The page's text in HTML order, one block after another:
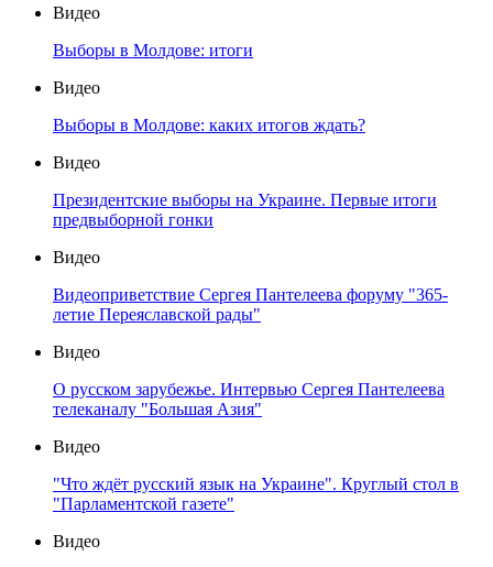
Видео
Выборы в Молдове: итоги
Видео
Выборы в Молдове: каких итогов ждать?
Видео
Президентские выборы на Украине. Первые итоги
предвыборной гонки
Видео
Видеоприветствие Сергея Пантелеева форуму "365-
летие Переяславской рады"
Видео
О русском зарубежье. Интервью Сергея Пантелеева
телеканалу "Большая Азия"
Видео
"Что ждёт русский язык на Украине". Круглый стол в
"Парламентской газете"
Видео